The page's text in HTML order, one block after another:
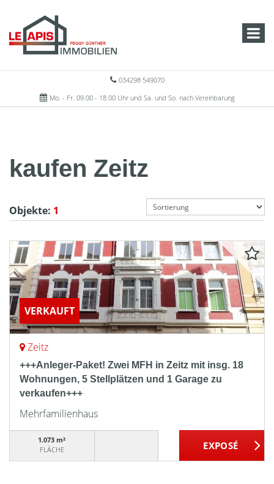
034298 549070
Mo. - Fr. 09.00 - 18.00 Uhr und Sa. und So. nach Vereinbarung
kaufen Zeitz
Objekte: 1
VERKAUFT
Zeitz
+++Anleger-Paket! Zwei MFH in Zeitz mit insg. 18
Wohnungen, 5 Stellplätzen und 1 Garage zu
verkaufen+++
Mehrfamilienhaus
1.073 m²
FLÄCHE